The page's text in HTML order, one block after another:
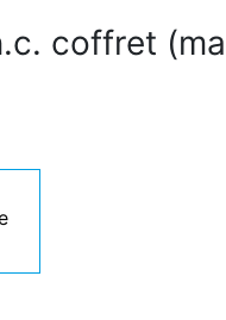
coffret